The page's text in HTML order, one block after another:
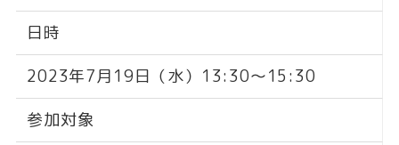
日時
2023年7月19日（水）13:30〜15:30
参加対象